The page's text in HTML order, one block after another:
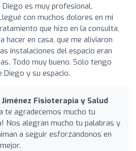
Diego es muy profesional,
con muchos dolores en mi
que hizo en la consulta,
hacer en casa, que me aliviaron
instalaciones del espacio eran
Todo muy bueno. Sólo tengo
Diego y su espacio.
Jiménez Fisioterapia y Salud
te agradecemos mucho tu
Nos alegran mucho tu palabras y
a seguir esforzándonos en